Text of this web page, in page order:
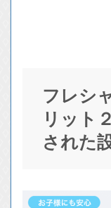
フレシ
リット
された